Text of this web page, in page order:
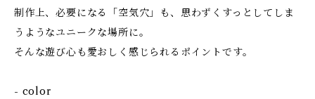
制作上、必要になる「空気穴」も、思わずくすっとしてしま
うようなユニークな場所に。
そんな遊び心も愛おしく感じられるポイントです。
- color